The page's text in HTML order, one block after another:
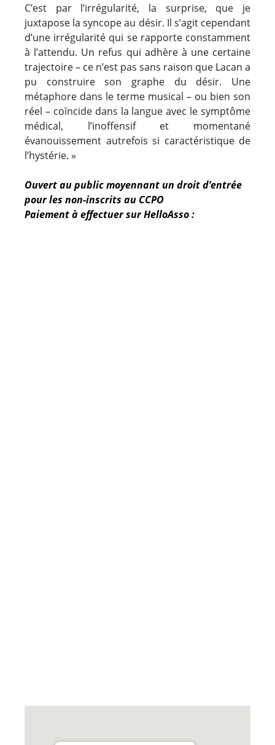
C’est par l’irrégularité, la surprise, que je
juxtapose la syncope au désir. Il s’agit cependant
d’une irrégularité qui se rapporte constamment
à l’attendu. Un refus qui adhère à une certaine
trajectoire – ce n’est pas sans raison que Lacan a
pu construire son graphe du désir. Une
métaphore dans le terme musical – ou bien son
réel – coïncide dans la langue avec le symptôme
médical, l’inoffensif et momentané
évanouissement autrefois si caractéristique de
l’hystérie. »
Ouvert au public moyennant un droit d’entrée
pour les non-inscrits au CCPO
Paiement à effectuer sur HelloAsso :